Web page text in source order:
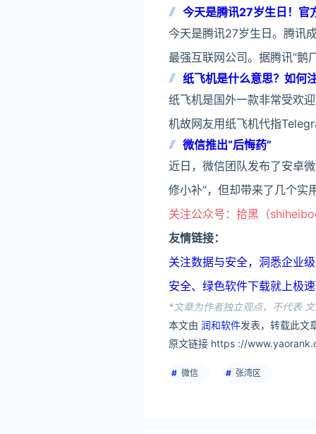
今天是腾讯27岁生日！官
今天是腾讯27岁生日。腾讯
最强互联网公司。据腾讯“
纸飞机是什么意思？如何
纸飞机是国外一款非常受欢
机故网友用纸飞机代指
微信推出“后悔药”
近日，微信团队发布了安卓
修小补”，但却带来了几个实
关注公众号：拾黑（
友情链接：
关注数据与安全，洞悉企业
安全、绿色软件下载就上极
*文章为作者独立观点，不代表
本文由 润和软件发表，转载此文
原文链接 https ://
微信 张湾区